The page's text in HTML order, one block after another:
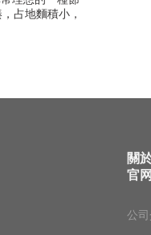
占地麵積小，
關
官
公